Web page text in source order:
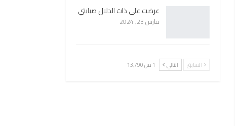
عرضت على ذات الدلال صبابتي
مارس 23, 2024
السابق التالي 1 من 13٬790